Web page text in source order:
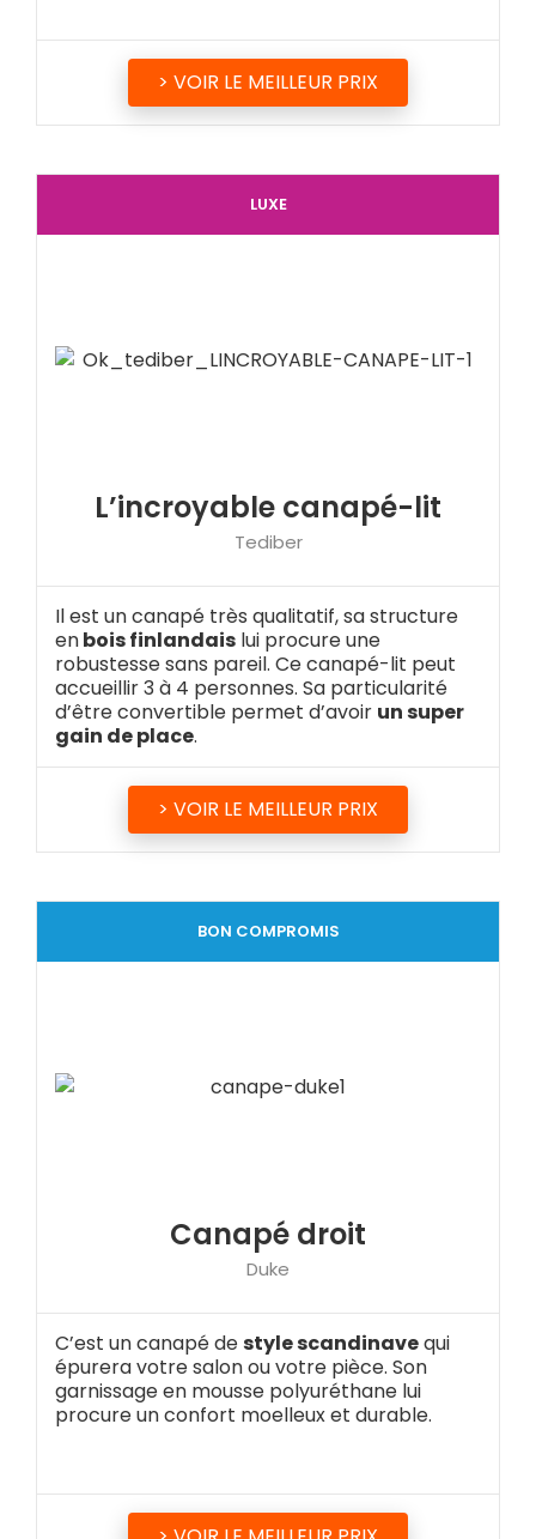
> VOIR LE MEILLEUR PRIX
LUXE
L’incroyable canapé-lit
Tediber
Il est un canapé très qualitatif, sa structure
enbois finlandais lui procure une
robustesse sans pareil. Ce canapé-lit peut
accueillir 3 à 4 personnes. Sa particularité
d’être convertible permet d’avoir un super
gain de place.
> VOIR LE MEILLEUR PRIX
BON COMPROMIS
Canapé droit
Duke
C’est un canapé destyle scandinavequi
épurera votre salon ou votre pièce. Son
garnissage en mousse polyuréthane lui
procure un confort moelleux et durable.